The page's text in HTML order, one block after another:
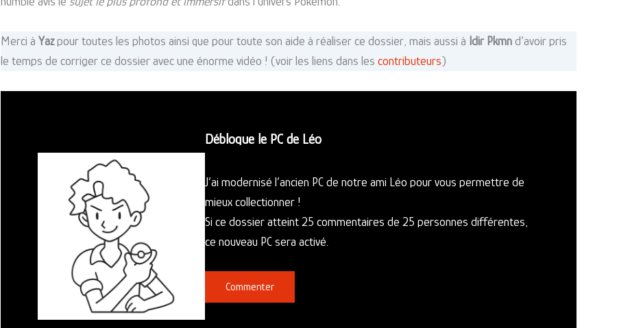
Merci à Yazpour toutes les photos ainsi que pour toute son aide à réaliser ce dossier, mais aussi à Idir Pkmn d’avoir pris
le temps de corriger ce dossier avec une énorme vidéo ! (voir les liens dans les contributeurs)
Débloque le PC de Léo
J’ai modernisé l’ancien PC de notre ami Léo pour vous permettre de
mieux collectionner !
Si ce dossier atteint 25 commentaires de 25 personnes différentes,
ce nouveau PC sera activé.
Commenter